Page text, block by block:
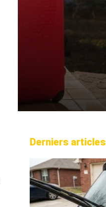
Derniers articles